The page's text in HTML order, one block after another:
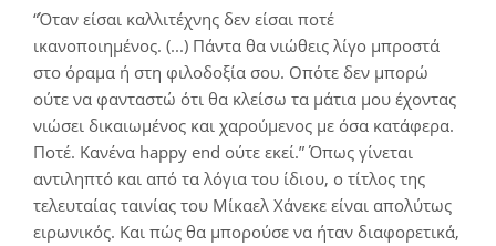
“Όταν είσαι καλλιτέχνης δεν είσαι ποτέ
ικανοποιημένος. (...) Πάντα θα νιώθεις λίγο μπροστά
στο όραμα ή στη φιλοδοξία σου. Οπότε δεν μπορώ
ούτε να φανταστώ ότι θα κλείσω τα μάτια μου έχοντας
νιώσει δικαιωμένος και χαρούμενος με όσα κατάφερα.
Ποτέ. Κανένα happy end ούτε εκεί.” Όπως γίνεται
αντιληπτό και από τα λόγια του ίδιου, ο τίτλος της
τελευταίας ταινίας του Μίκαελ Χάνεκε είναι απολύτως
ειρωνικός. Και πώς θα μπορούσε να ήταν διαφορετικά,